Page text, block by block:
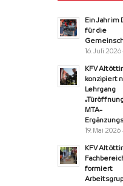
Ein Jahr im
für die
16. Juli
KFV
konzipiert
Lehrgang
MTA-
19. Mai 2026
KFV
formiert